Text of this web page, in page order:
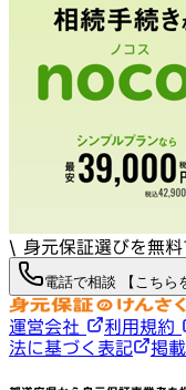
\ 身元保証選びを無
電話で相談 【こちら
運営会社 利用規約
法に基づく表記
掲